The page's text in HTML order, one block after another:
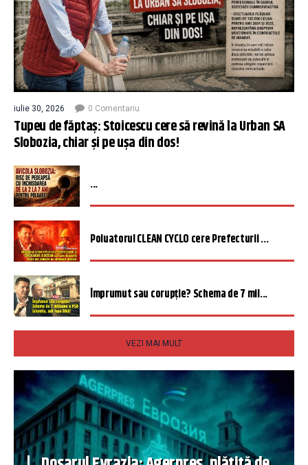
iulie 30, 2026 0 Comentariu
Tupeu de făptaș: Stoicescu cere să revină la Urban SA
Slobozia, chiar și pe ușa din dos!
...
Poluatorul CLEAN CYCLO cere Prefecturii ...
Împrumut sau corupție? Schema de 7 mil...
VEZI MAI MULT